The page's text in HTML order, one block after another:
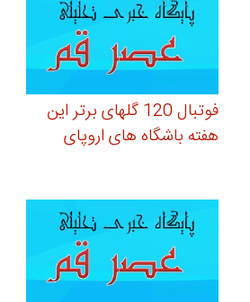
فوتبال 120 گلهای برتر این
هفته باشگاه های اروپای